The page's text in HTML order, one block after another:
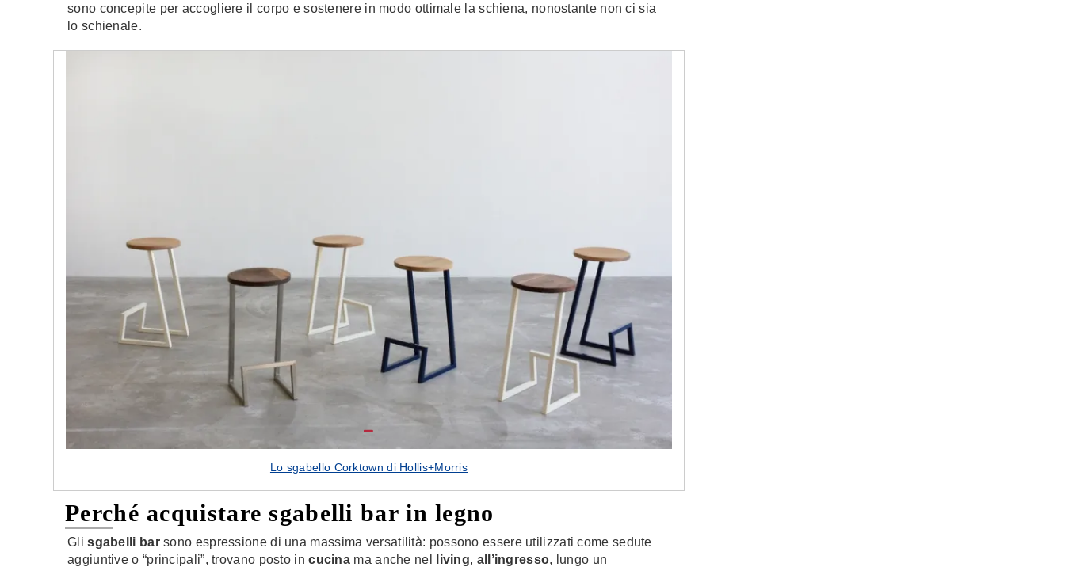
sono concepite per accogliere il corpo e sostenere in modo ottimale la schiena, nonostante non ci sia
lo schienale.
Lo sgabello Corktown di Hollis+Morris
Perché acquistare sgabelli bar in legno
Glisgabelli barsono espressione di una massima versatilità: possono essere utilizzati come sedute
aggiuntive o “principali”, trovano posto incucina ma anche nel living, all’ingresso, lungo un